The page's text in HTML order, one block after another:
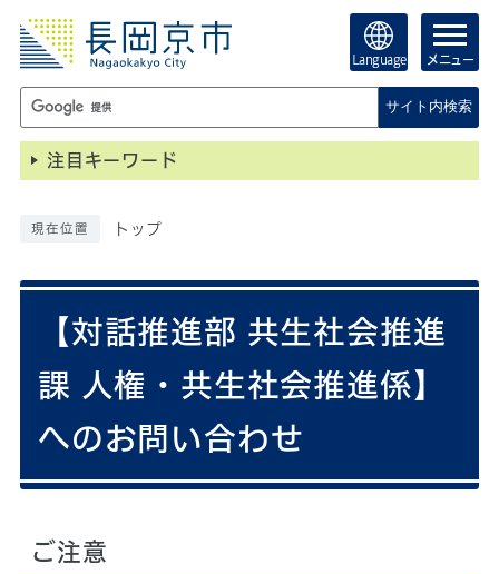
Language メニュー
サイト内検索
注目キーワード
現在位置 トップ
【対話推進部 共生社会推進
課 人権・共生社会推進係】
へのお問い合わせ
ご注意